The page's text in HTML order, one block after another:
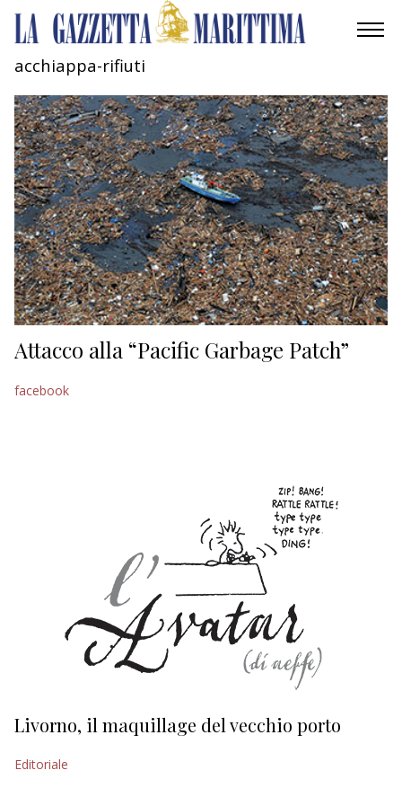
AMBIENTE
MOBILITÀ
INDUSTRIA
RICERCA
ECONOMIA
TURISMO
CULTURA
NAUTICA
acchiappa-rifiuti
Attacco alla “Pacific Garbage Patch”
facebook
Livorno, il maquillage del vecchio porto
Editoriale